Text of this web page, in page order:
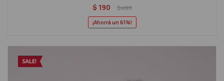
$ 190 $490
61